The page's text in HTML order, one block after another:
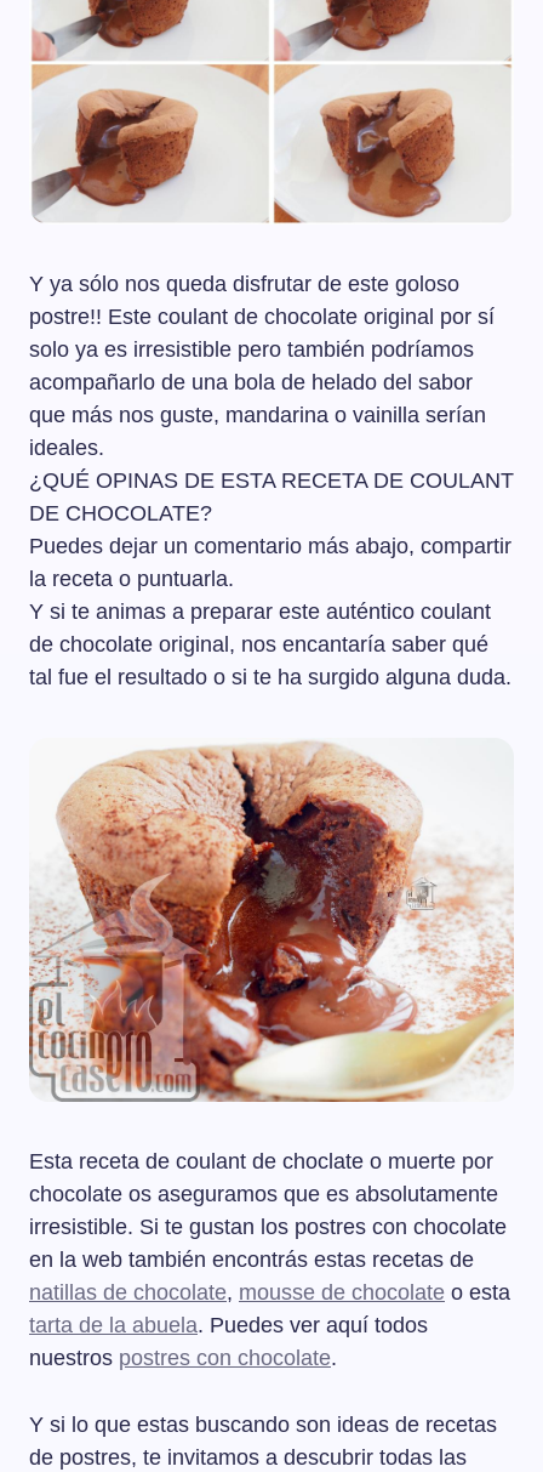
Y ya sólo nos queda disfrutar de este goloso
postre!! Este coulant de chocolate original por sí
solo ya es irresistible pero también podríamos
acompañarlo de una bola de helado del sabor
que más nos guste, mandarina o vainilla serían
ideales.
¿QUÉ OPINAS DE ESTA RECETA DE COULANT
DE CHOCOLATE?
Puedes dejar un comentario más abajo, compartir
la receta o puntuarla.
Y si te animas a preparar este auténtico coulant
de chocolate original, nos encantaría saber qué
tal fue el resultado o si te ha surgido alguna duda.
Esta receta de coulant de choclate o muerte por
chocolate os aseguramos que es absolutamente
irresistible. Si te gustan los postres con chocolate
en la web también encontrás estas recetas de
natillas de chocolate, mousse de chocolate o esta
tarta de la abuela. Puedes ver aquí todos
nuestros postres con chocolate.
Y si lo que estas buscando son ideas de recetas
de postres, te invitamos a descubrir todas las